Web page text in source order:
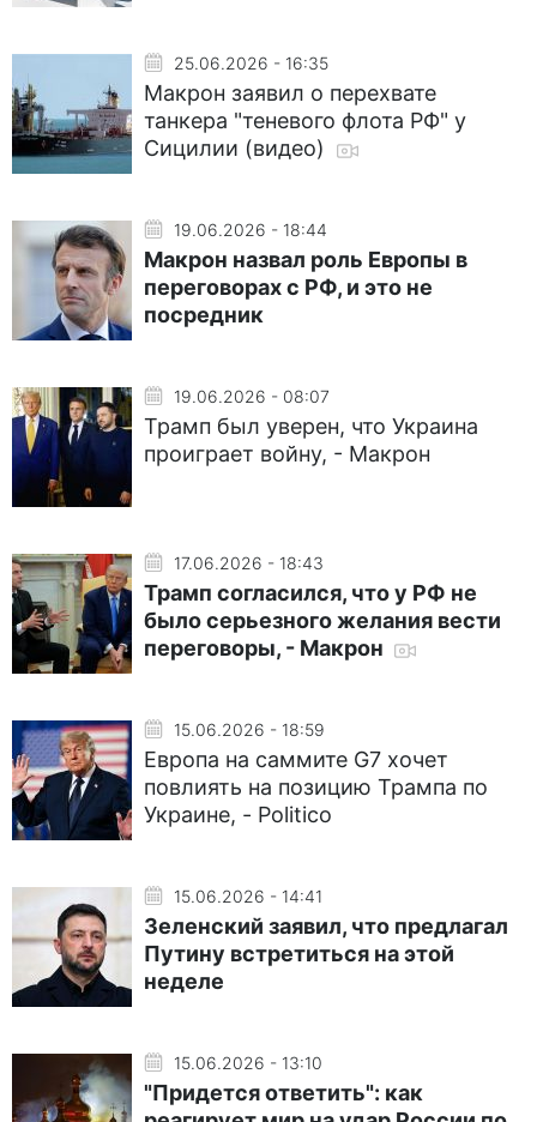
25.06.2026 - 16:35
Макрон заявил о перехвате
танкера "теневого флота РФ" у
Сицилии (видео)
19.06.2026 - 18:44
Макрон назвал роль Европы в
переговорах с РФ, и это не
посредник
19.06.2026 - 08:07
Трамп был уверен, что Украина
проиграет войну, - Макрон
17.06.2026 - 18:43
Трамп согласился, что у РФ не
было серьезного желания вести
переговоры, - Макрон
15.06.2026 - 18:59
Европа на саммите G7 хочет
повлиять на позицию Трампа по
Украине, - Politico
15.06.2026 - 14:41
Зеленский заявил, что предлагал
Путину встретиться на этой
неделе
15.06.2026 - 13:10
"Придется ответить": как